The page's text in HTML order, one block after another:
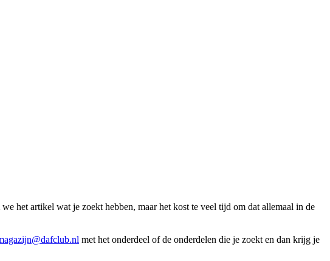
het artikel wat je zoekt hebben, maar het kost te veel tijd om dat allemaal in de
met het onderdeel of de onderdelen die je zoekt en dan krijg je